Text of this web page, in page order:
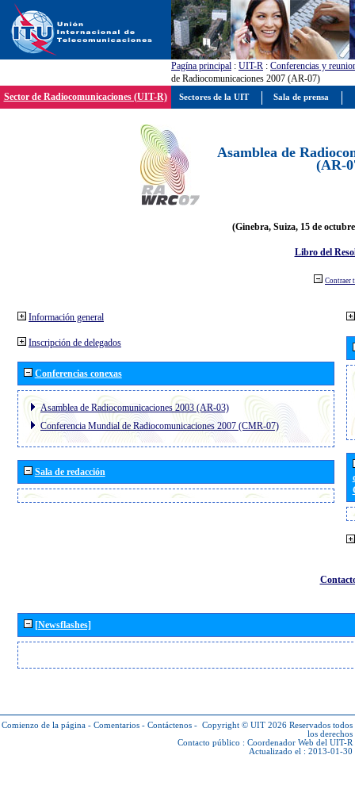
Pagína principal : UIT-R : Conferencias y
de Radiocomunicaciones 2007 (AR-07)
Sector de Radiocomunicaciones (UIT-R)
Asamblea de
(AR-
(Ginebra, Suiza, 15 de
Libro del
Contraer
Información general
Inscripción de delegados
Conferencias conexas
Asamblea de Radiocomunicaciones 2003 (AR-03)
Conferencia Mundial de Radiocomunicaciones 2007 (CMR-07)
Sala de redacción
[Newsflashes]
Comienzo de la página - Comentarios - Contáctenos - Copyright © UIT 2026 Reservados todos
los derechos
Contacto público : Coordenador Web del UIT-R
Actualizado el : 2013-01-30
Sectores de la UIT Sala de prensa